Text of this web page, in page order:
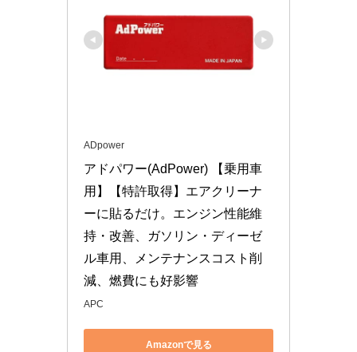
ADpower
アドパワー(AdPower) 【乗用車
用】【特許取得】エアクリーナ
ーに貼るだけ。エンジン性能維
持・改善、ガソリン・ディーゼ
ル車用、メンテナンスコスト削
減、燃費にも好影響
APC
Amazonで見る